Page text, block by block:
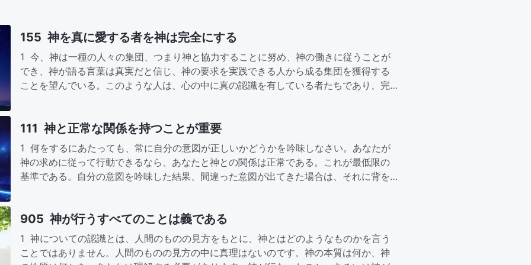
155 神を真に愛する者を神は完全にする
1 今、神は一種の人々の集団、つまり神と協力することに努め、神の働きに従うことが
でき、神が語る言葉は真実だと信じ、神の要求を実践できる人から成る集団を獲得する
ことを望んでいる。このような人は、心の中に真の認識を有している者たちであり、完
111 神と正常な関係を持つことが重要
1 何をするにあたっても、常に自分の意図が正しいかどうかを吟味しなさい。あなたが
神の求めに従って行動できるなら、あなたと神との関係は正常である。これが最低限の
基準である。自分の意図を吟味した結果、間違った意図が出てきた場合は、それに背を
905 神が行うすべてのことは義である
1 神についての認識とは、人間のものの見方をもとに、神とはどのようなものかを言う
ことではありません。人間のものの見方の中に真理はないのです。神の本質は何か、神